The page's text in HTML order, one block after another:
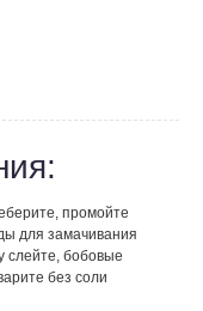
промойте
для замачивания
слейте, бобовые
без соли